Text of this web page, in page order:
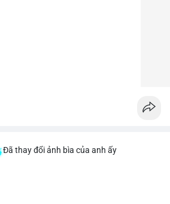
Đã thay đổi ảnh bìa của anh ấy